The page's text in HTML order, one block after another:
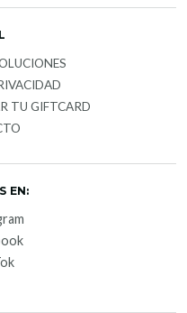
TU GIFTCARD
EN: